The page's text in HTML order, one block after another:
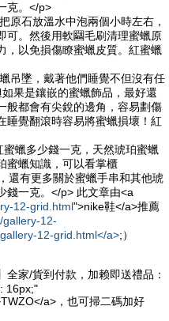
克。</p>
原石放溫水中泡兩個小時左右，
可。然後用軟圝毛刷清理蜜蠟原
，以免損傷瞭蜜蠟皮質。紅蜜蠟
吊墜，戴著他們睡覺不但沒有任
果是鑲嵌的蜜蠟飾品，最好還
般都會有尖銳的邊角，容易劃傷
睡覺翻滾時容易將蜜蠟損壞！紅
蠟多少錢一克，天然琥珀蜜蠟
蜜蠟知識，可以看掌櫃
還有更多關於蜜蠟手串和其他琥
</p> 此文章由<a
12-grid.html">nike鞋</a>推薦
gallery-12-
12-grid.html</a>;）
家/貨到付款，加赖即送禮品：
16px;"
a>，也可掃二碼加好